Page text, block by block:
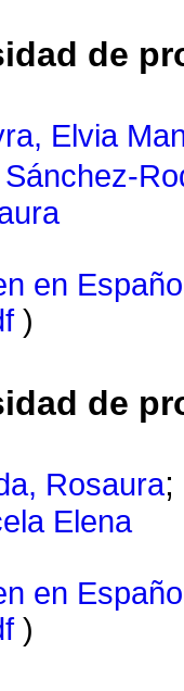
de
Elvia
Sánchez-
en
)
de
Rosaura;
Elena
en
)